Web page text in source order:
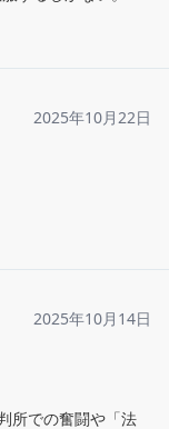
2025年10月22日
2025年10月14日
所での奮闘や「法